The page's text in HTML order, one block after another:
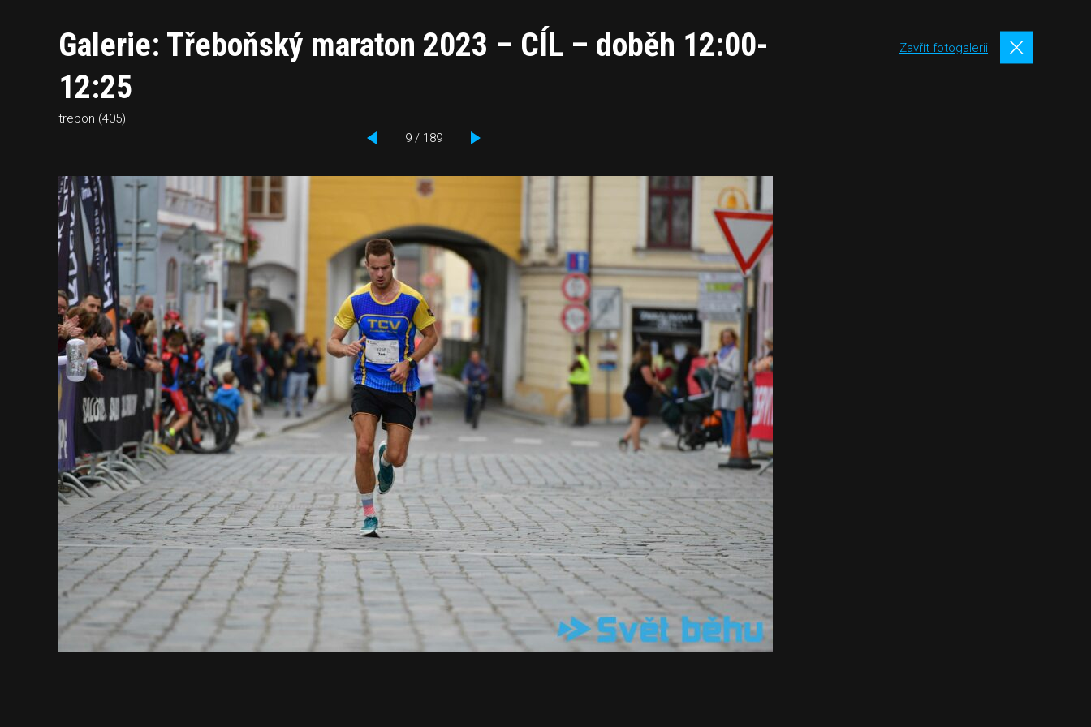
Galerie: Třeboňský maraton 2023 – CÍL – doběh 12:00-
12:25
trebon (405)
9 / 189
Zavřít fotogalerii